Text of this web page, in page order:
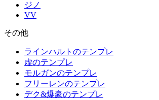
ジノ
VV
その他
ラインハルトのテンプレ
虚のテンプレ
モルガンのテンプレ
フリーレンのテンプレ
デク&爆豪のテンプレ